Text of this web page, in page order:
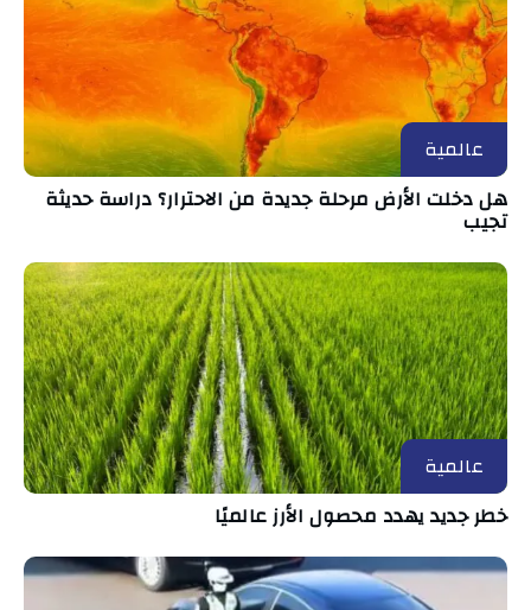
عالمية
هل دخلت الأرض مرحلة جديدة من الاحترار؟ دراسة حديثة
تجيب
عالمية
خطر جديد يهدد محصول الأرز عالميًا